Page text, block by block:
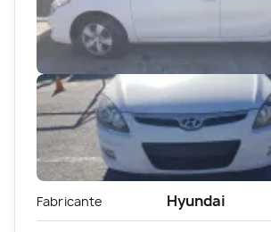
Fabricante Hyundai